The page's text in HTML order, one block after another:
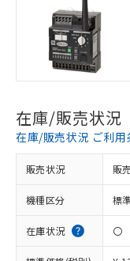
在庫/販売状況
在庫/販売状況 ご利用
販売状況 販
機種区分 標
在庫状況 〇